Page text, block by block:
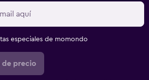
especiales de momondo
de precio